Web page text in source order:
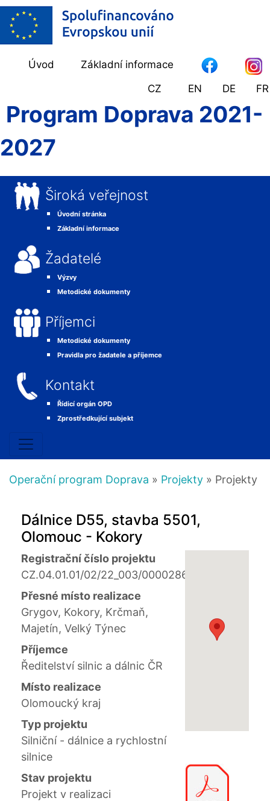
Úvod
Základní informace
CZ
EN DE FR
Program Doprava 2021-
2027
Široká veřejnost
Úvodní stránka
Základní informace
Žadatelé
Výzvy
Metodické dokumenty
Příjemci
Metodické dokumenty
Pravidla pro žadatele a příjemce
Kontakt
Řídicí orgán OPD
Zprostředkující subjekt
Operační program Doprava » Projekty » Projekty
Dálnice D55, stavba 5501,
Olomouc - Kokory
Registrační číslo projektu
CZ.04.01.01/02/22_003/0000286
Přesné místo realizace
Grygov, Kokory, Krčmaň,
Majetín, Velký Týnec
Příjemce
Ředitelství silnic a dálnic ČR
Místo realizace
Olomoucký kraj
Typ projektu
Silniční - dálnice a rychlostní
silnice
Stav projektu
Projekt v realizaci